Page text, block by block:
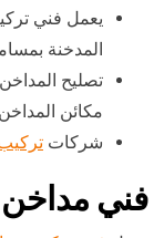
يعمل فني
المدخنة
تصليح
مكائن
شركات
فني مداخن